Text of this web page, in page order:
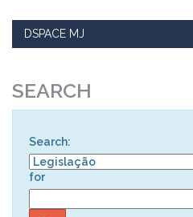
DSPACE MJ
SEARCH
Search:
for